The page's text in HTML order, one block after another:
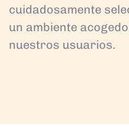
cuidadosamente
un ambiente
nuestros usuarios.